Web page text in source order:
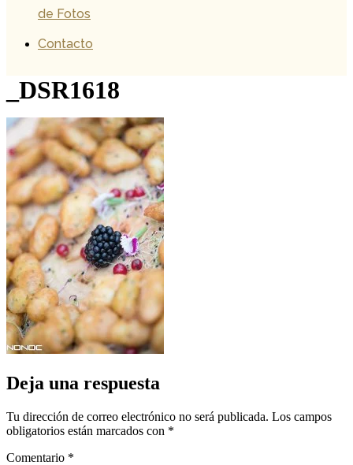
de Fotos
Contacto
_DSR1618
Deja una respuesta
Tu dirección de correo electrónico no será publicada. Los campos
obligatorios están marcados con *
Comentario *